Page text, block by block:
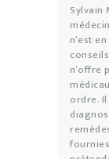
Sylvain
n’est
n’offre
ordre.